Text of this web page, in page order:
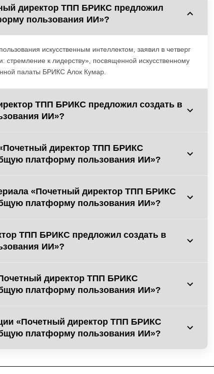
директор ТПП БРИКС предложил
пользования ИИ»?
искусственным интеллектом, заявил в четверг
к лидерству», посвященной искусственному
палаты БРИКС Алок Кумар.
ТПП БРИКС предложил создать в
ИИ»?
директор ТПП БРИКС
платформу пользования ИИ»?
«Почетный директор ТПП БРИКС
платформу пользования ИИ»?
ТПП БРИКС предложил создать в
ИИ»?
директор ТПП БРИКС
платформу пользования ИИ»?
«Почетный директор ТПП БРИКС
платформу пользования ИИ»?